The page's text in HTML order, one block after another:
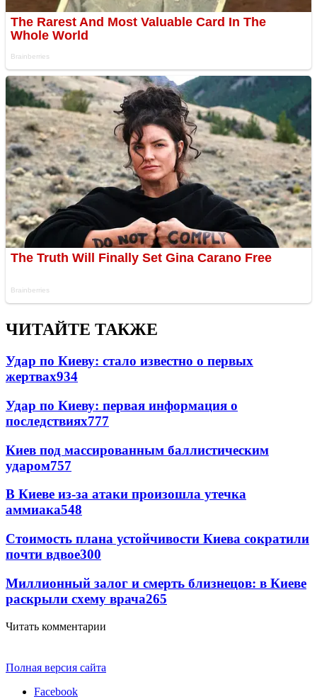
ЧИТАЙТЕ ТАКЖЕ
Удар по Киеву: стало известно о первых
жертвах934
Удар по Киеву: первая информация о
последствиях777
Киев под массированным баллистическим
ударом757
В Киеве из-за атаки произошла утечка
аммиака548
Стоимость плана устойчивости Киева сократили
почти вдвое300
Миллионный залог и смерть близнецов: в Киеве
раскрыли схему врача265
Читать комментарии
Полная версия сайта
Facebook